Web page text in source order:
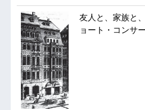
友人と、家族と
ョート・コンサ